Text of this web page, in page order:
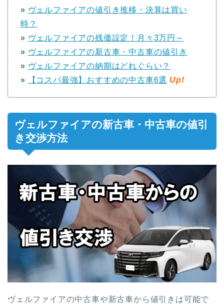
» ヴェルファイアの値引き推移・決算は買い
時？
» ヴェルファイアの残価設定！月々3万円～
» ヴェルファイアの新古車・中古車の値引き
» ヴェルファイアの納期はどれぐらい？
»
【コスパ最強】おすすめの中古車6選 Up!
ヴェルファイアの新古車・中古車の値引
き交渉方法
ヴェルファイアの中古車や新古車から値引きは可能で